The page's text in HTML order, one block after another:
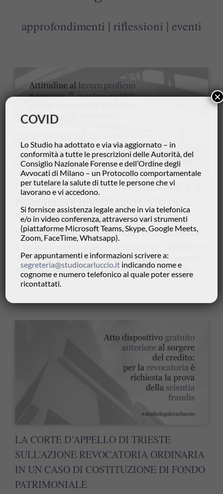
approfondimenti | riflessioni | eventi
LA CORTE DI CASSAZIONE RIBADISCE IL
ATTITUDINE AL LAVORO NELLA
SEPARAZIONE PERSONALE DEI CONIUGI
lavoro proficuo dei medesimi, quale potenziale capacità di
guadagno, costituisce elemento valutabile ai fini della
determinazione[...]
LA CORTE D’APPELLO DI TRIESTE
SULL’AZIONE REVOCATORIA ORDINARIA
IN UN CASO DI COSTITUZIONE DI FONDO
PATRIMONIALE
COVID
Lo Studio ha adottato e via via aggiornato – in
conformità a tutte le prescrizioni delle Autorità, del
Consiglio Nazionale Forense e dell’Ordine degli
Avvocati di Milano – un Protocollo comportamentale
per tutelare la salute di tutte le persone che vi
lavorano e vi accedono.
Si fornisce assistenza legale anche in via telefonica
e/o in video conferenza, attraverso vari strumenti
(piattaforme Microsoft Teams, Skype, Google Meets,
Zoom, FaceTime, Whatsapp).
Per appuntamenti e informazioni scrivere a:
segreteria@studiocarluccio.it indicando nome e
cognome e numero telefonico al quale poter essere
ricontattati.
×